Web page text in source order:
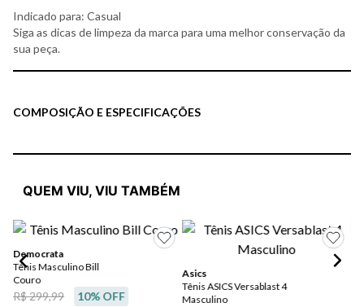
Indicado para: Casual
Siga as dicas de limpeza da marca para uma melhor conservação da
sua peça.
COMPOSIÇÃO E ESPECIFICAÇÕES
QUEM VIU, VIU TAMBÉM
Democrata
Tênis Masculino Bill
Couro
R$ 299,99 10% OFF
Asics
Tênis ASICS Versablast 4
Masculino